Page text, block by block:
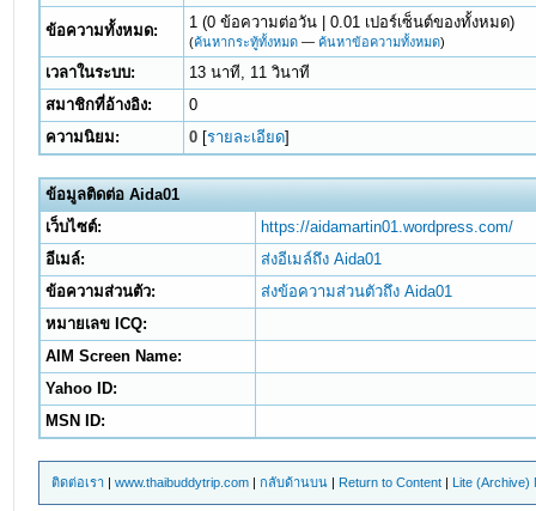
ข้อความทั้งหมด: 1 (0 ข้อความต่อวัน | 0.01 เปอร์เซ็นต์ของทั้งหมด)
(ค้นหากระทู้ทั้งหมด — ค้นหาข้อความทั้งหมด)
เวลาในระบบ:
13 นาที, 11 วินาที
สมาชิกที่อ้างอิง:
0
ความนิยม:
0 [รายละเอียด]
ข้อมูลติดต่อ Aida01
เว็บไซต์:
https://aidamartin01.wordpress.com/
อีเมล์:
ส่งอีเมล์ถึง Aida01
ข้อความส่วนตัว:
ส่งข้อความส่วนตัวถึง Aida01
หมายเลข ICQ:
AIM Screen Name:
Yahoo ID:
MSN ID:
ติดต่อเรา |www.thaibuddytrip.com |กลับด้านบน | Return to Content | Lite (Archive)